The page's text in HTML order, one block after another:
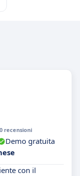
recensioni
Demo gratuita
con il